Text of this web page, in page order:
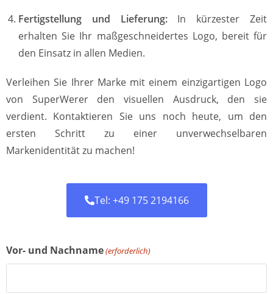
Fertigstellung und Lieferung:In kürzester Zeit
erhalten Sie Ihr maßgeschneidertes Logo, bereit für
den Einsatz in allen Medien.
Verleihen Sie Ihrer Marke mit einem einzigartigen Logo
von SuperWerer den visuellen Ausdruck, den sie
verdient. Kontaktieren Sie uns noch heute, um den
ersten Schritt zu einer unverwechselbaren
Markenidentität zu machen!
Tel: +49 175 2194166
Vor- und Nachname(erforderlich)